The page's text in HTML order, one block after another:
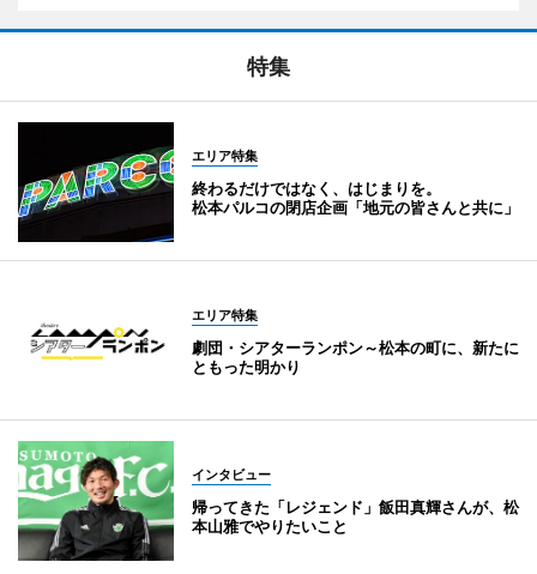
特集
エリア特集
終わるだけではなく、はじまりを。
松本パルコの閉店企画「地元の皆さんと共に」
エリア特集
劇団・シアターランポン～松本の町に、新たに
ともった明かり
インタビュー
帰ってきた「レジェンド」飯田真輝さんが、松
本山雅でやりたいこと